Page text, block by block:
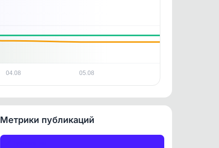
04.08 05.08
Метрики публикаций